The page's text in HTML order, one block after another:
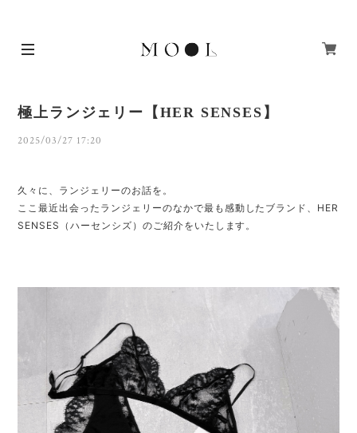
極上ランジェリー【HER SENSES】
2025/03/27 17:20
久々 に、ランジェリーのお話を。
ここ最近出会ったランジェリーのなかで最も感動したブランド、HER
SENSES（ハーセンシズ）のご紹介をいたします。